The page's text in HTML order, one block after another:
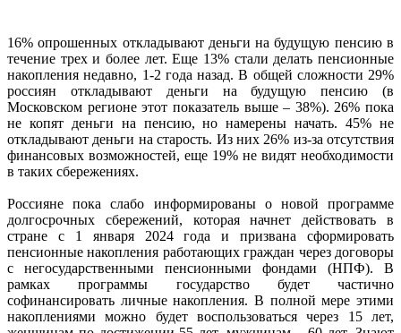
16% опрошенных откладывают деньги на будущую пенсию в
течение трех и более лет. Еще 13% стали делать пенсионные
накопления недавно, 1-2 года назад. В общей сложности 29%
россиян откладывают деньги на будущую пенсию (в
Московском регионе этот показатель выше – 38%). 26% пока
не копят деньги на пенсию, но намерены начать. 45% не
откладывают деньги на старость. Из них 26% из-за отсутствия
финансовых возможностей, еще 19% не видят необходимости
в таких сбережениях.
Россияне пока слабо информированы о новой программе
долгосрочных сбережений, которая начнет действовать в
стране с 1 января 2024 года и призвана сформировать
пенсионные накопления работающих граждан через договоры
с негосударственными пенсионными фондами (НПФ). В
рамках программы государство будет частично
софинансировать личные накопления. В полной мере этими
накоплениями можно будет воспользоваться через 15 лет,